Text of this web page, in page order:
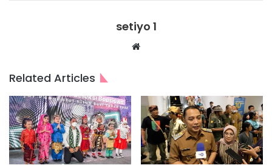
setiyo 1
Website
Related Articles